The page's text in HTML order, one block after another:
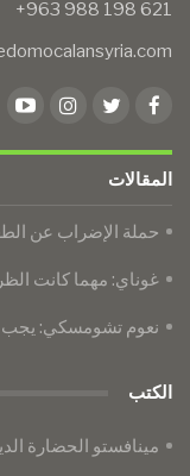
المقالات
حملة الإضراب عن
غوناي: مهما كانت
نعوم تشومسكي: يجب
الكتب
مينافستو الحضارة